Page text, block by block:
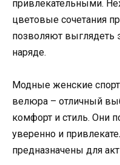
привлекательными.
цветовые сочетания
позволяют выглядеть
наряде.
Модные женские
велюра – отличный
комфорт и стиль. Они
уверенно и
предназначены для